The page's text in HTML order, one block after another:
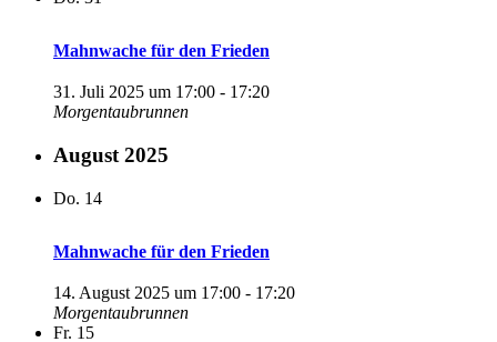
Mahnwache für den Frieden
31. Juli 2025 um 17:00 - 17:20
Morgentaubrunnen
August 2025
Do. 14
Mahnwache für den Frieden
14. August 2025 um 17:00 - 17:20
Morgentaubrunnen
Fr. 15